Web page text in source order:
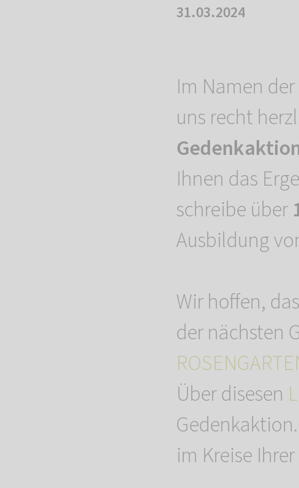
31.03.2024
Im Namen
uns recht
Ihnen das
schreibe über
Ausbildung
Wir hoffen,
der nächsten
Über disesen
im Kreise